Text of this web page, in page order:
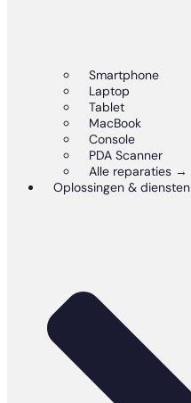
Smartphone
Laptop
Tablet
MacBook
Console
PDA Scanner
Alle reparaties →
Oplossingen & diensten